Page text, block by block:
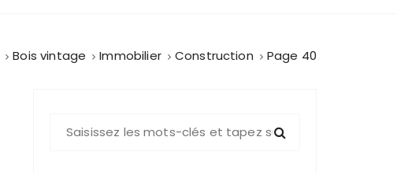
Bois vintage Immobilier Construction Page 40